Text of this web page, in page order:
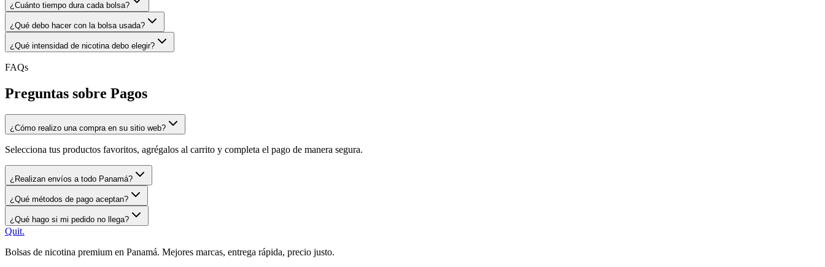
¿Cuánto tiempo dura cada bolsa?
¿Qué debo hacer con la bolsa usada?
¿Qué intensidad de nicotina debo elegir?
FAQs
Preguntas sobre Pagos
¿Cómo realizo una compra en su sitio web?
Selecciona tus productos favoritos, agrégalos al carrito y completa el pago de manera segura.
¿Realizan envíos a todo Panamá?
¿Qué métodos de pago aceptan?
¿Qué hago si mi pedido no llega?
Quit.
Bolsas de nicotina premium en Panamá. Mejores marcas, entrega rápida, precio justo.